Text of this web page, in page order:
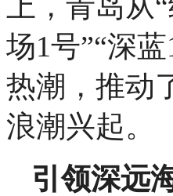
场1号”“深
热潮，推动
浪潮兴起。
引领深远